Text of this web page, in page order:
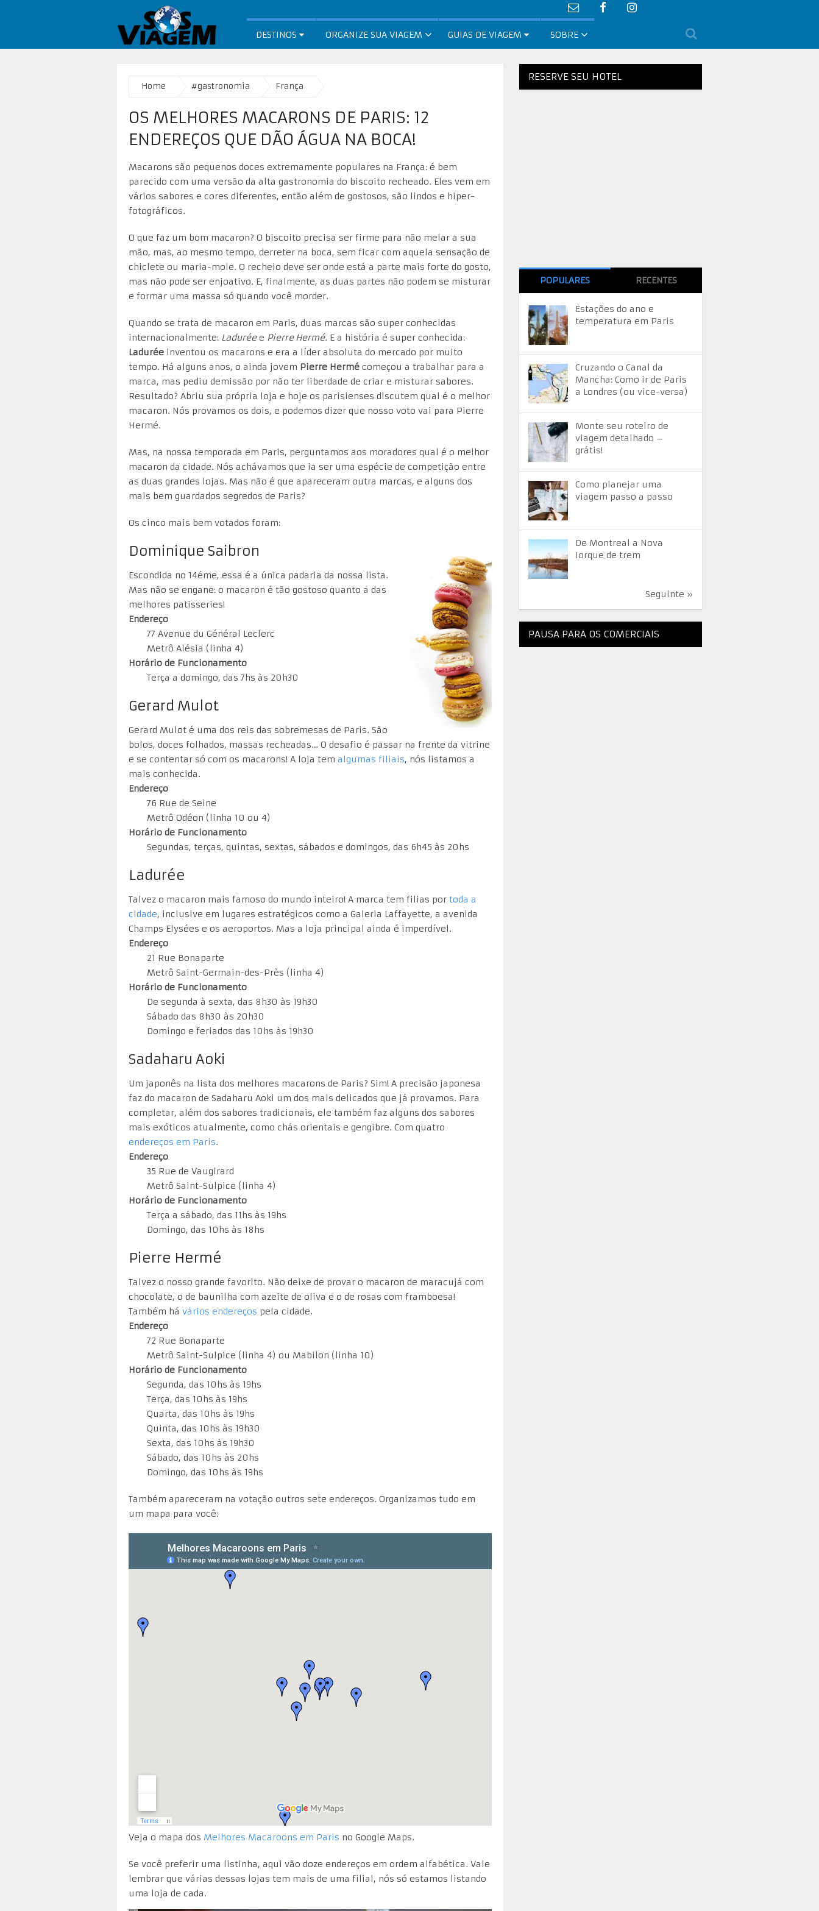
DESTINOS ORGANIZE SUA VIAGEM GUIAS DE VIAGEM SOBRE
Home #gastronomia França
OS MELHORES MACARONS DE PARIS: 12
ENDEREÇOS QUE DÃO ÁGUA NA BOCA!
Macarons são pequenos doces extremamente populares na França: é bem
parecido com uma versão da alta gastronomia do biscoito recheado. Eles vem em
vários sabores e cores diferentes, então além de gostosos, são lindos e hiper-
fotográficos.
O que faz um bom macaron? O biscoito precisa ser firme para não melar a sua
mão, mas, ao mesmo tempo, derreter na boca, sem ficar com aquela sensação de
chiclete ou maria-mole. O recheio deve ser onde está a parte mais forte do gosto,
mas não pode ser enjoativo. E, finalmente, as duas partes não podem se misturar
e formar uma massa só quando você morder.
Quando se trata de macaron em Paris, duas marcas são super conhecidas
internacionalmente: Laduréee Pierre Hermé. E a história é super conhecida:
Ladurée inventou os macarons e era a líder absoluta do mercado por muito
tempo. Há alguns anos, o ainda jovem Pierre Hermé começou a trabalhar para a
marca, mas pediu demissão por não ter liberdade de criar e misturar sabores.
Resultado? Abriu sua própria loja e hoje os parisienses discutem qual é o melhor
macaron. Nós provamos os dois, e podemos dizer que nosso voto vai para Pierre
Hermé.
Mas, na nossa temporada em Paris, perguntamos aos moradores qual é o melhor
macaron da cidade. Nós achávamos que ia ser uma espécie de competição entre
as duas grandes lojas. Mas não é que apareceram outra marcas, e alguns dos
mais bem guardados segredos de Paris?
Os cinco mais bem votados foram:
Dominique Saibron
Escondida no 14éme, essa é a única padaria da nossa lista.
Mas não se engane: o macaron é tão gostoso quanto a das
melhores patisseries!
Endereço
77 Avenue du Général Leclerc
Metrô Alésia (linha 4)
Horário de Funcionamento
Terça a domingo, das 7hs às 20h30
Gerard Mulot
Gerard Mulot é uma dos reis das sobremesas de Paris. São
bolos, doces folhados, massas recheadas… O desafio é passar na frente da vitrine
e se contentar só com os macarons! A loja tem algumas filiais, nós listamos a
mais conhecida.
Endereço
76 Rue de Seine
Metrô Odéon (linha 10 ou 4)
Horário de Funcionamento
Segundas, terças, quintas, sextas, sábados e domingos, das 6h45 às 20hs
Ladurée
Talvez o macaron mais famoso do mundo inteiro! A marca tem filias por toda a
cidade, inclusive em lugares estratégicos como a Galeria Laffayette, a avenida
Champs Elysées e os aeroportos. Mas a loja principal ainda é imperdível.
Endereço
21 Rue Bonaparte
Metrô Saint-Germain-des-Près (linha 4)
Horário de Funcionamento
De segunda à sexta, das 8h30 às 19h30
Sábado das 8h30 às 20h30
Domingo e feriados das 10hs às 19h30
Sadaharu Aoki
Um japonês na lista dos melhores macarons de Paris? Sim! A precisão japonesa
faz do macaron de Sadaharu Aoki um dos mais delicados que já provamos. Para
completar, além dos sabores tradicionais, ele também faz alguns dos sabores
mais exóticos atualmente, como chás orientais e gengibre. Com quatro
endereços em Paris.
Endereço
35 Rue de Vaugirard
Metrô Saint-Sulpice (linha 4)
Horário de Funcionamento
Terça a sábado, das 11hs às 19hs
Domingo, das 10hs às 18hs
Pierre Hermé
Talvez o nosso grande favorito. Não deixe de provar o macaron de maracujá com
chocolate, o de baunilha com azeite de oliva e o de rosas com framboesa!
Também há vários endereços pela cidade.
Endereço
72 Rue Bonaparte
Metrô Saint-Sulpice (linha 4) ou Mabilon (linha 10)
Horário de Funcionamento
Segunda, das 10hs às 19hs
Terça, das 10hs às 19hs
Quarta, das 10hs às 19hs
Quinta, das 10hs às 19h30
Sexta, das 10hs às 19h30
Sábado, das 10hs às 20hs
Domingo, das 10hs às 19hs
Também apareceram na votação outros sete endereços. Organizamos tudo em
um mapa para você:
Veja o mapa dos Melhores Macaroons em Paris no Google Maps.
Se você preferir uma listinha, aqui vão doze endereços em ordem alfabética. Vale
lembrar que várias dessas lojas tem mais de uma filial, nós só estamos listando
uma loja de cada.
RESERVE SEU HOTEL
POPULARES RECENTES
Estações do ano e
temperatura em Paris
Cruzando o Canal da
Mancha: Como ir de Paris
a Londres (ou vice-versa)
Monte seu roteiro de
viagem detalhado –
grátis!
Como planejar uma
viagem passo a passo
De Montreal a Nova
Iorque de trem
Seguinte »
PAUSA PARA OS COMERCIAIS